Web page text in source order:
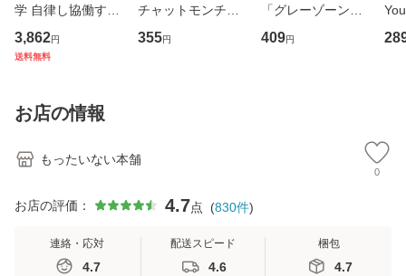
学 自律し協働する
専門職の看護マネ
ジメントスキル 改
恵 藤本幸三 / 南江
堂 [単行
3,862円
送料無料
チャットモンチー /
キューンレコード
[CD]【メール便送
355円
「グレーゾーン」
その正しい理解と
克服法 (SB新書 57
409円
のが
お店の情報
もったいない本舗
0
お店の評価： 4.7点 (830件)
連絡・応対
4.7
配送スピード
4.6
梱包
4.7